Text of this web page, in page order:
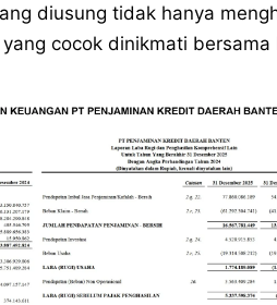
diusung tidak hanya
cocok dinikmati